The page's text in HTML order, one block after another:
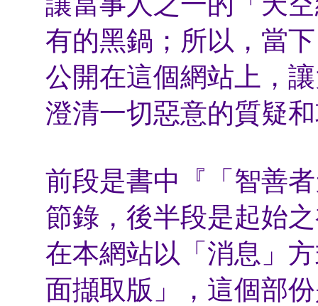
有的黑鍋；所以，當
公開在這個網站上，
澄清一切惡意的質疑
前段是書中『「智善
節錄，後半段是起始
在本網站以「消息」
面擷取版」，這個部